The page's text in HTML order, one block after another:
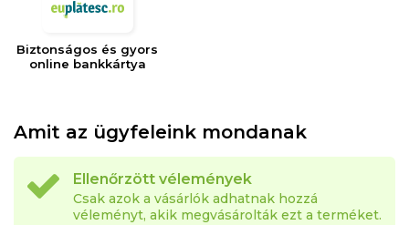
Biztonságos és gyors
online bankkártya
Amit az ügyfeleink mondanak
Ellenőrzött vélemények
Csak azok a vásárlók adhatnak hozzá
véleményt, akik megvásárolták ezt a terméket.